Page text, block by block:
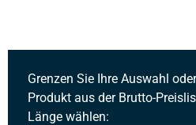
Grenzen Sie Ihre Auswahl
Produkt aus der Brutto-
Länge wählen: